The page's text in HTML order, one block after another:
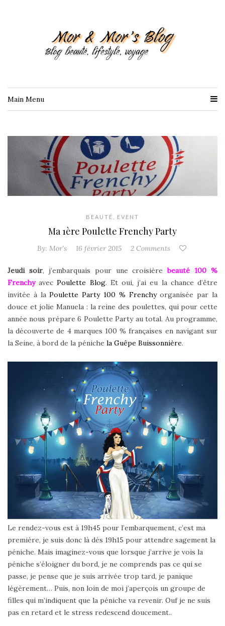
Main Menu
BEAUTÉ EVENT
Ma 1ère Poulette Frenchy Party
By: Mor's 16 février 2015 2 Comments
Jeudi soir, j’embarquais pour une croisière beauté 100 %
Frenchyavec Poulette Blog. Et oui, j’ai eu la chance d’être
invitée à laPoulette Party 100 % Frenchyorganisée par la
douce et jolie Manuela : la reine des poulettes, qui pour cette
année nous prépare 6 Poulette Party au total. Au programme,
la découverte de 4 marques 100 % françaises en navigant sur
la Seine, à bord de la péniche la Guêpe Buissonnière.
Le rendez-vous est à 19h45 pour l’embarquement, c’est ma
première, je suis donc là dès 19h15 pour attendre sagement la
péniche. Mais imaginez-vous que lorsque j’arrive je vois la
péniche s’éloigner du bord, je ne comprends pas ce qui se
passe, je pense que je suis arrivée trop tard, je panique
légèrement… Puis, non loin de moi j’aperçois un groupe de
filles qui m’indiquent que la péniche va revenir. Ouf je ne suis
pas en retard et le stress redescend doucement..